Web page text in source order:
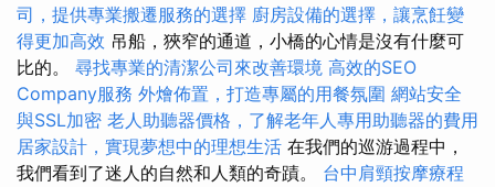
司，提供專業搬遷服務的選擇 廚房設備的選擇，讓烹飪變
得更加高效 吊船，狹窄的通道，小橋的心情是沒有什麼可
比的。 尋找專業的清潔公司來改善環境 高效的SEO
Company服務 外燴佈置，打造專屬的用餐氛圍 網站安全
與SSL加密 老人助聽器價格，了解老年人專用助聽器的費用
居家設計，實現夢想中的理想生活 在我們的巡游過程中，
我們看到了迷人的自然和人類的奇蹟。 台中肩頸按摩療程